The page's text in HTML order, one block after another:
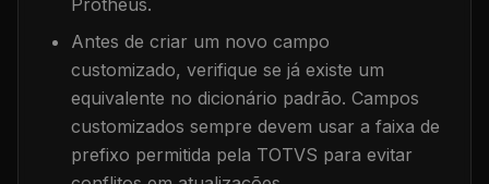
Protheus.
Antes de criar um novo campo
customizado, verifique se já existe um
equivalente no dicionário padrão. Campos
customizados sempre devem usar a faixa de
prefixo permitida pela TOTVS para evitar